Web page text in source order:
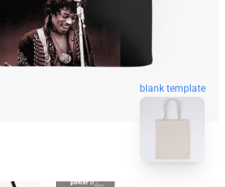
blank template